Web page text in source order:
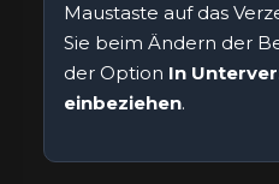
Maustaste auf das
Sie beim Ändern der
der Option In
einbeziehen.